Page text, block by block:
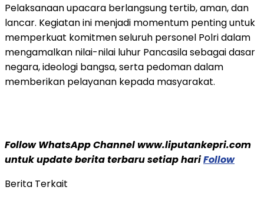
Pelaksanaan upacara berlangsung tertib, aman, dan
lancar. Kegiatan ini menjadi momentum penting untuk
memperkuat komitmen seluruh personel Polri dalam
mengamalkan nilai-nilai luhur Pancasila sebagai dasar
negara, ideologi bangsa, serta pedoman dalam
memberikan pelayanan kepada masyarakat.
Follow WhatsApp Channel www.liputankepri.com
untuk update berita terbaru setiap hariFollow
Berita Terkait